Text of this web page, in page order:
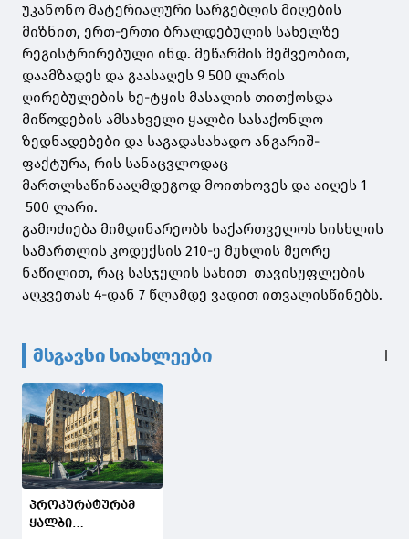
უკანონო მატერიალური სარგებლის მიღების
მიზნით, ერთ-ერთი ბრალდებულის სახელზე
რეგისტრირებული ინდ. მეწარმის მეშვეობით,
დაამზადეს და გაასაღეს 9 500 ლარის
ღირებულების ხე-ტყის მასალის თითქოსდა
მიწოდების ამსახველი ყალბი სასაქონლო
ზედნადებები და საგადასახადო ანგარიშ-
ფაქტურა, რის სანაცვლოდაც
მართლსაწინააღმდეგოდ მოითხოვეს და აიღეს 1
500 ლარი.
გამოძიება მიმდინარეობს საქართველოს სისხლის
სამართლის კოდექსის 210-ე მუხლის მეორე
ნაწილით, რაც სასჯელის სახით თავისუფლების
აღკვეთას 4-დან 7 წლამდე ვადით ითვალისწინებს.
მსგავსი სიახლეები
პროკურატურამ
ყალბი